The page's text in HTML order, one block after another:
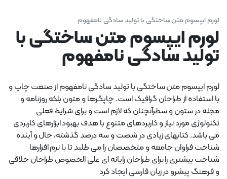
لورم ایپسوم متن ساختگی با تولید سادگی نامفهوم
لورم ایپسوم متن ساختگی با
تولید سادگی نامفهوم
لورم ایپسوم متن ساختگی با تولید سادگی نامفهوم از صنعت چاپ و
با استفاده از طراحان گرافیک است. چاپگرها و متون بلکه روزنامه و
مجله در ستون و سطرآنچنان که لازم است و برای شرایط فعلی
تکنولوژی مورد نیاز و کاربردهای متنوع با هدف بهبود ابزارهای کاربردی
می باشد. کتابهای زیادی در شصت و سه درصد گذشته، حال و آینده
شناخت فراوان جامعه و متخصصان را می طلبد تا با نرم افزارها
شناخت بیشتری را برای طراحان رایانه ای علی الخصوص طراحان خلاقی
و فرهنگ پیشرو در زبان فارسی ایجاد کرد